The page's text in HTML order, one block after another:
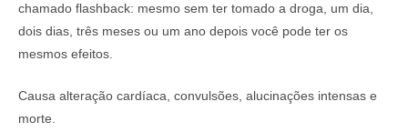
chamado flashback: mesmo sem ter tomado a droga, um dia,
dois dias, três meses ou um ano depois você pode ter os
mesmos efeitos.
Causa alteração cardíaca, convulsões, alucinações intensas e
morte.